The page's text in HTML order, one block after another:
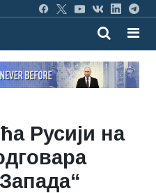
Русији на